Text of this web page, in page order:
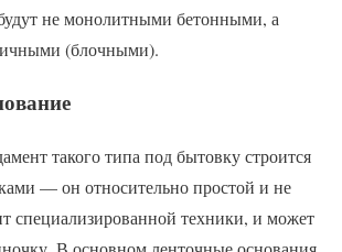
не монолитными бетонными, а
(блочными).
такого типа под бытовку строится
— он относительно простой и не
специализированной техники, и может